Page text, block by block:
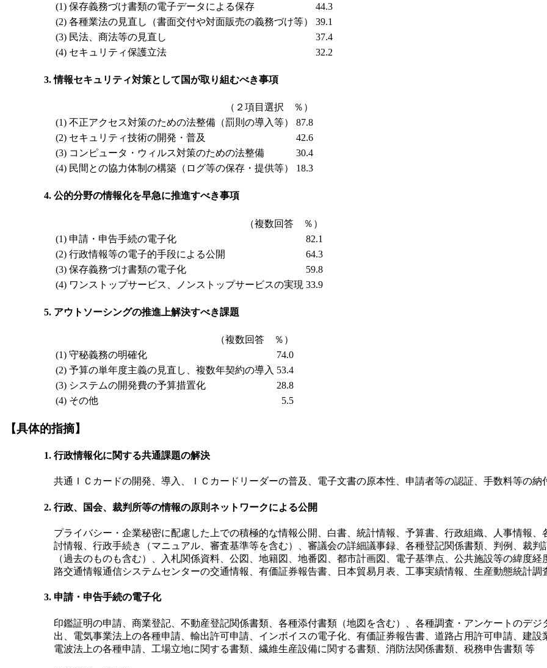
(1) 保存義務づけ書類の電子データによる保存
44.3
(2) 各種業法の見直し（書面交付や対面販売の義務づけ等）
39.1
(3) 民法、商法等の見直し
37.4
(4) セキュリティ保護立法 32.2
情報セキュリティ対策として国が取り組むべき事項
（２項目選択 ％）
(1) 不正アクセス対策のための法整備（罰則の導入等）
87.8
(2) セキュリティ技術の開発・普及
42.6
(3) コンピュータ・ウィルス対策のための法整備
30.4
(4) 民間との協力体制の構築（ログ等の保存・提供等） 18.3
公的分野の情報化を早急に推進すべき事項
（複数回答 ％）
(1) 申請・申告手続の電子化
82.1
(2) 行政情報等の電子的手段による公開
64.3
(3) 保存義務づけ書類の電子化
59.8
(4) ワンストップサービス、ノンストップサービスの実現 33.9
アウトソーシングの推進上解決すべき課題
（複数回答 ％）
(1) 守秘義務の明確化
74.0
(2) 予算の単年度主義の見直し、複数年契約の導入 53.4
(3) システムの開発費の予算措置化
28.8
(4) その他 5.5
【具体的指摘】
行政情報化に関する共通課題の解決
共通ＩＣカードの開発、導入、ＩＣカードリーダーの普及、電子文書の原本性、申請者等の認証、手数料等の納
行政、国会、裁判所等の情報の原則ネットワークによる公開
プライバシー・企業秘密に配慮した上での積極的な情報公開、白書、統計情報、予算書、行政組織、人事情報
討情報、行政手続き（マニュアル、審査基準等を含む）、審議会の詳細議事録、各種登記関係書類、判例、裁
（過去のものも含む）、入札関係資料、公図、地籍図、地番図、都市計画図、電子基準点、公共施設等の緯度
路交通情報通信システムセンターの交通情報、有価証券報告書、日本貿易月表、工事実績情報、生産動態統計
申請・申告手続の電子化
印鑑証明の申請、商業登記、不動産登記関係書類、各種添付書類（地図を含む）、各種調査・アンケートのデ
出、電気事業法上の各種申請、輸出許可申請、インボイスの電子化、有価証券報告書、道路占用許可申請、建
電波法上の各種申請、工場立地に関する書類、繊維生産設備に関する書類、消防法関係書類、税務申告書類 等